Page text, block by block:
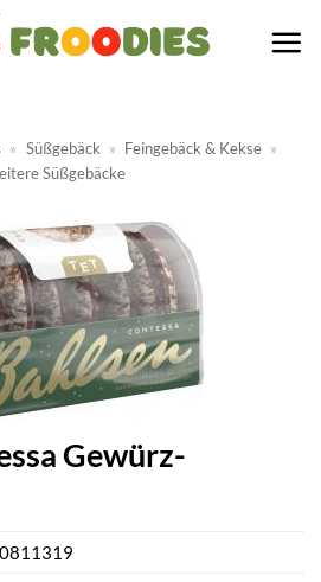
» Süßgebäck » Feingebäck & Kekse »
Süßgebäcke
Gewürz-